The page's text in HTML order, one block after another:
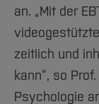
an. „Mit der
zeitlich und
kann“, so
Psychologie